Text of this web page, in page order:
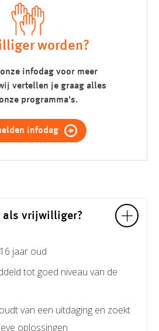
worden?
onze infodag voor meer
vertellen je graag alles
programma's.
infodag
als vrijwilliger?
jaar oud
tot goed niveau van de
van een uitdaging en zoekt
oplossingen